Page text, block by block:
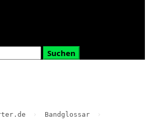
› Bandglossar
›